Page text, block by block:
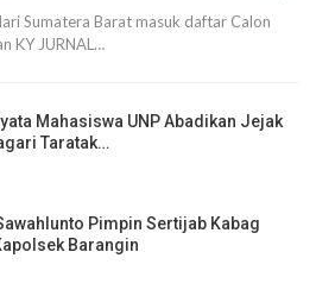
Sumatera Barat masuk daftar Calon
KY JURNAL…
Mahasiswa UNP Abadikan Jejak
Taratak…
Pimpin Sertijab Kabag
Barangin